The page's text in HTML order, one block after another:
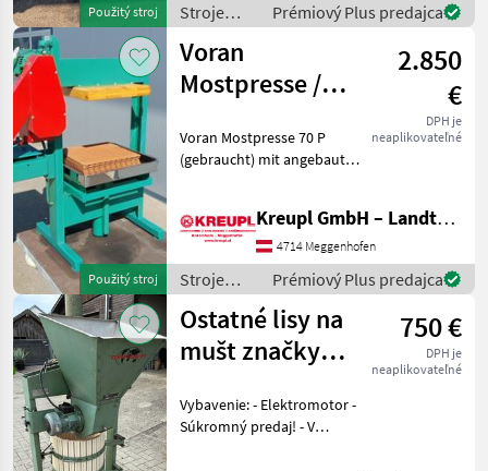
Použitý stroj
sich in gutem Zustand und
wurde nur
Stroje
ovocinárstva
/ Sonstige
Prémiový Plus predajca
Použitý stroj
Voran
Mostpresse /
2.850
€
DPH je
neaplikovateľné
Voran Mostpresse 70 P
(gebraucht) mit angebauter
angebauter Mühle! Mit
Presstücher und
Presseinlagen! Ölwechse
Kreupl GmbH – Landtechnik – Schlosserei – Anhänger
4714 Meggenhofen
Stroje
ovocinárstva
/ Voran
Prémiový Plus predajca
Ostatné lisy na
mušt značky
750 €
DPH je
neaplikovateľné
Vybavenie: - Elektromotor -
Súkromný predaj! - V